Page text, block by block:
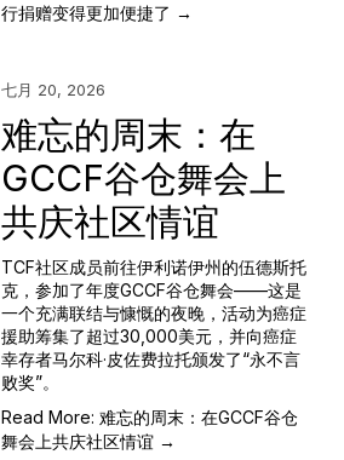
行捐赠变得更加便捷了 →
七月 20, 2026
难忘的周末：在
GCCF谷仓舞会上
共庆社区情谊
TCF社区成员前往伊利诺伊州的伍德斯托
克，参加了年度GCCF谷仓舞会——这是
一个充满联结与慷慨的夜晚，活动为癌症
援助筹集了超过30,000美元，并向癌症
幸存者马尔科·皮佐费拉托颁发了“永不言
败奖”。
Read More: 难忘的周末：在GCCF谷仓
舞会上共庆社区情谊 →